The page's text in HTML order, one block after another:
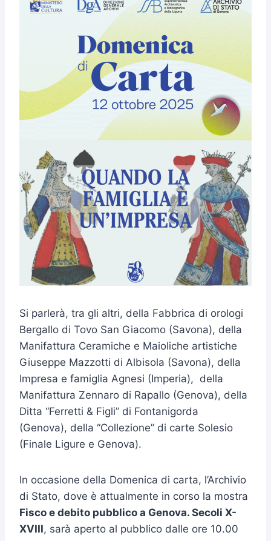
Si parlerà, tra gli altri, della Fabbrica di orologi
Bergallo di Tovo San Giacomo (Savona), della
Manifattura Ceramiche e Maioliche artistiche
Giuseppe Mazzotti di Albisola (Savona), della
Impresa e famiglia Agnesi (Imperia), della
Manifattura Zennaro di Rapallo (Genova), della
Ditta “Ferretti & Figli” di Fontanigorda
(Genova), della “Collezione” di carte Solesio
(Finale Ligure e Genova).
In occasione della Domenica di carta, l’Archivio
di Stato, dove è attualmente in corso la mostra
Fisco e debito pubblico a Genova. Secoli X-
XVIII, sarà aperto al pubblico dalle ore 10.00